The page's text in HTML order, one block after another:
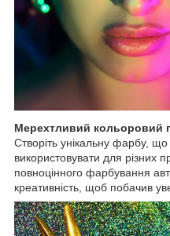
Мерехтливий кольоровий
Створіть унікальну фарбу,
використовувати для різних
повноцінного фарбування
креативність, щоб побачив